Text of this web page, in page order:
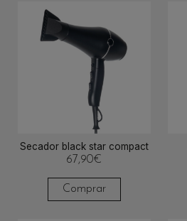
Secador black star compact
67,90€
Comprar